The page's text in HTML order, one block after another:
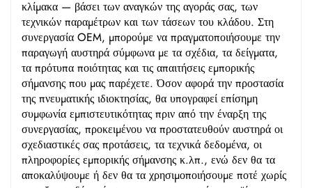
κλίμακα — βάσει των αναγκών της αγοράς σας, των
τεχνικών παραμέτρων και των τάσεων του κλάδου. Στη
συνεργασία OEM, μπορούμε να πραγματοποιήσουμε την
παραγωγή αυστηρά σύμφωνα με τα σχέδια, τα δείγματα,
τα πρότυπα ποιότητας και τις απαιτήσεις εμπορικής
σήμανσης που μας παρέχετε. Όσον αφορά την προστασία
της πνευματικής ιδιοκτησίας, θα υπογραφεί επίσημη
συμφωνία εμπιστευτικότητας πριν από την έναρξη της
συνεργασίας, προκειμένου να προστατευθούν αυστηρά οι
σχεδιαστικές σας προτάσεις, τα τεχνικά δεδομένα, οι
πληροφορίες εμπορικής σήμανσης κ.λπ., ενώ δεν θα τα
αποκαλύψουμε ή δεν θα τα χρησιμοποιήσουμε ποτέ χωρίς